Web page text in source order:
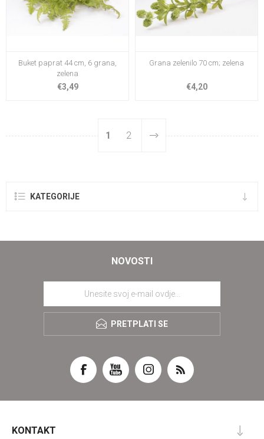
Buket paprat 44 cm, 6 grana,
zelena
€3,49
Grana zelenilo 70 cm; zelena
€4,20
1 2
KATEGORIJE
NOVOSTI
PRETPLATI SE
KONTAKT